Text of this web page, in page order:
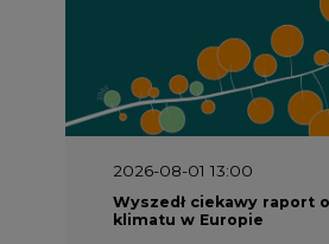
2026-08-01 13:00
Wyszedł ciekawy raport
klimatu w Europie